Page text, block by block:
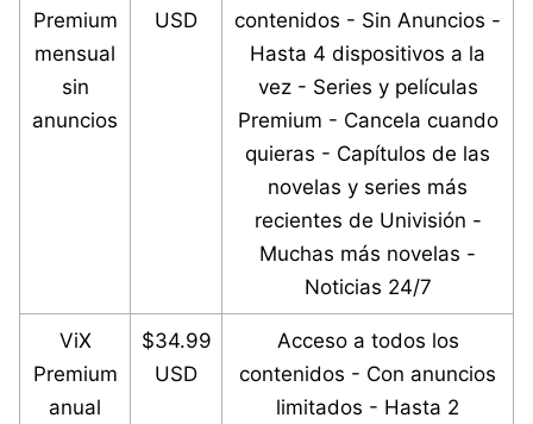
Premium
mensual
sin
anuncios
USD
contenidos - Sin Anuncios -
Hasta 4 dispositivos a la
vez - Series y películas
Premium - Cancela cuando
quieras - Capítulos de las
novelas y series más
recientes de Univisión -
Muchas más novelas -
Noticias 24/7
ViX
Premium
anual
$34.99
USD
Acceso a todos los
contenidos - Con anuncios
limitados - Hasta 2